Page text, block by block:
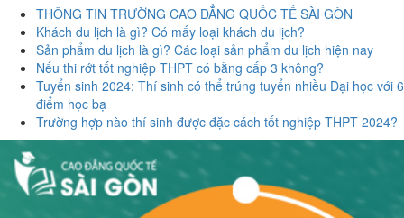
THÔNG TIN TRƯỜNG CAO ĐẲNG QUỐC TẾ SÀI GÒN
Khách du lịch là gì? Có mấy loại khách du lịch?
Sản phẩm du lịch là gì? Các loại sản phẩm du lịch hiện nay
Nếu thi rớt tốt nghiệp THPT có bằng cấp 3 không?
Tuyển sinh 2024: Thí sinh có thể trúng tuyển nhiều Đại học với 6
điểm học bạ
Trường hợp nào thí sinh được đặc cách tốt nghiệp THPT 2024?